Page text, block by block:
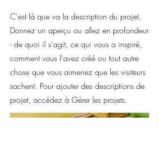
C'est là que va la description du projet.
Donnez un aperçu ou allez en profondeur
- de quoi il s'agit, ce qui vous a inspiré,
comment vous l'avez créé ou tout autre
chose que vous aimeriez que les visiteurs
sachent. Pour ajouter des descriptions de
projet, accédez à Gérer les projets.